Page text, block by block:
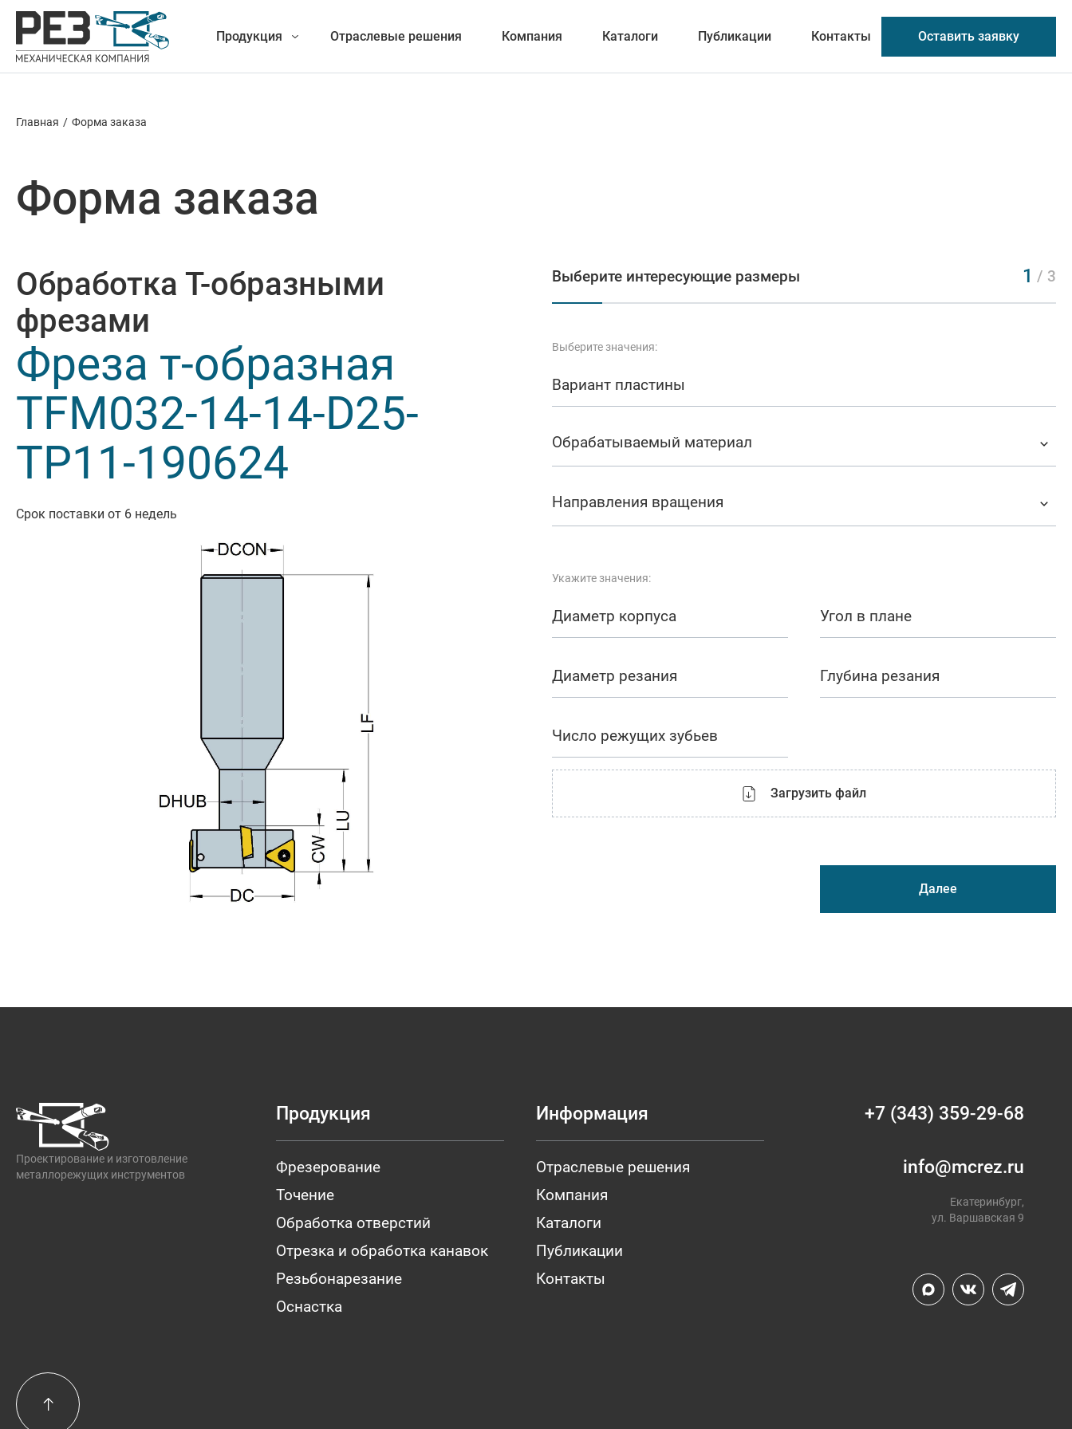
Продукция
Наша
продукция
Новые разработки
Точение
Резьбонарезание
Оснастка
Отраслевые решения Компания Каталоги Публикации Контакты Оставить заявку
Главная / Форма заказа
Форма заказа
Обработка Т-образными
фрезами
Фреза т-образная
TFM032-14-14-D25-
TP11-190624
Срок поставки от 6 недель
Выберите интересующие размеры 1 / 3
Выберите значения:
Вариант пластины
Обрабатываемый материал
Направления вращения
Укажите значения:
Диаметр корпуса Угол в плане
Диаметр резания Глубина резания
Число режущих зубьев
Загрузить файл
Далее
Проектирование и изготовление
металлорежущих инструментов
Продукция
Фрезерование
Точение
Обработка отверстий
Отрезка и обработка канавок
Резьбонарезание
Оснастка
Информация
Отраслевые решения
Компания
Каталоги
Публикации
Контакты
+7 (343) 359-29-68
info@mcrez.ru
Екатеринбург,
ул. Варшавская 9